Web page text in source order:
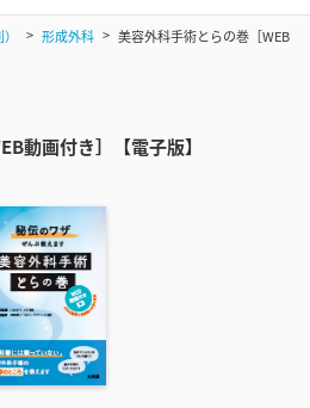
形成外科
美容外科手術とらの巻［WEB
動画付き］【電子版】